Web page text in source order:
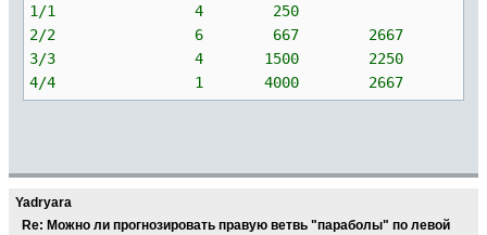
1/1 4 250
2/2 6 667 2667
3/3 4 1500 2250
4/4 1 4000 2667
Yadryara
Re: Можно ли прогнозировать правую ветвь "параболы" по левой